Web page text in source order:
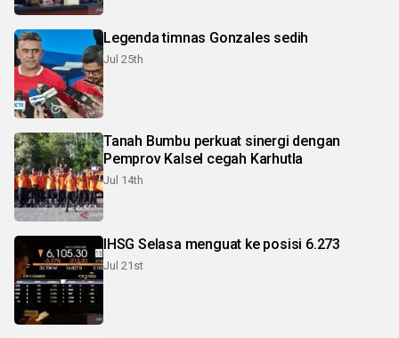
Legenda timnas Gonzales sedih
Jul 25th
Tanah Bumbu perkuat sinergi dengan
Pemprov Kalsel cegah Karhutla
Jul 14th
IHSG Selasa menguat ke posisi 6.273
Jul 21st